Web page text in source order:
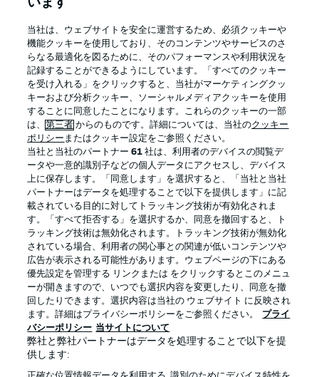
Official Partners
プライバシー・ポリシー 優先設定を管理する
利用条件 放送局
求人 選手
当サイトについて
います
当社は、ウェブサイトを安全に運営するため、必須クッキーや
機能クッキーを使用しており、そのコンテンツやサービスのさ
らなる最適化を図るために、そのパフォーマンスや利用状況を
記録することができるようにしています。「すべてのクッキー
を受け入れる」をクリックすると、当社がマーケティングクッ
キーおよび分析クッキー、ソーシャルメディアクッキーを使用
することに同意したことになります。これらのクッキーの一部
は、第三者 からのものです。詳細については、当社のクッキー
ポリシー またはクッキー設定をご参照ください。
当社と当社のパートナー61 社は、利用者のデバイスの閲覧デ
ータや一意的識別子などの個人データにアクセスし、デバイス
上に保存します。「同意します」を選択すると、「当社と当社
パートナーはデータを処理することで以下を提供します」に記
載されている目的に対してトラッキング技術が有効化されま
す。「すべて拒否する」を選択するか、同意を撤回すると、ト
ラッキング技術は無効化されます。トラッキング技術が無効化
されている場合、利用者の関心事との関連が低いコンテンツや
広告が表示される可能性があります。ウェブページの下にある
優先設定を管理する リンクまたは をクリックするとこのメニュ
ーが開きますので、いつでも選択内容を変更したり、同意を撤
回したりできます。選択内容は当社の ウェブサイト に反映され
ます。詳細はプライバシーポリシーをご参照ください。
プライ
バシーポリシー 当サイトについて
弊社と弊社パートナーはデータを処理することで以下を提
供します: